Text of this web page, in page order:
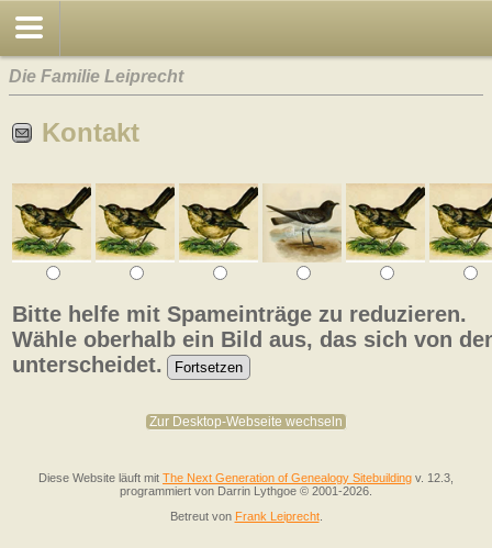
Die Familie Leiprecht
Kontakt
Bitte helfe mit Spameinträge zu reduzieren.
Wähle oberhalb ein Bild aus, das sich von
unterscheidet.
Zur Desktop-Webseite wechseln
Diese Website läuft mit The Next Generation of Genealogy Sitebuilding v. 12.3,
programmiert von Darrin Lythgoe © 2001-2026.
Betreut von Frank Leiprecht.